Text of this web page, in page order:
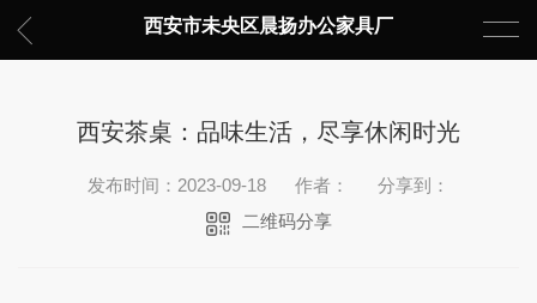
西安市未央区晨扬办公家具厂
西安茶桌：品味生活，尽享休闲时光
发布时间：2023-09-18 作者：
分享到：
二维码分享